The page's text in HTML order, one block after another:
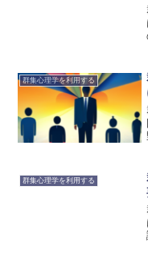
群集心理学を利用する
群集心理学を利用する